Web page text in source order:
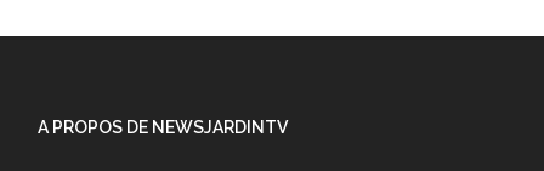
A PROPOS DE NEWSJARDINTV